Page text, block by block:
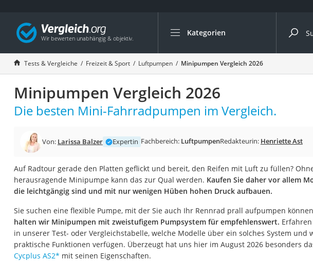
Kategorien
Die beliebtesten Vergleiche nach
Freizeit & Sport
Gartentrampolin
Trampolin
Metalldetektor
Eufab-Fahrradträger
Trampolin 366 cm
Aluminium-Koffer
Futterboot
E-Bike-Dreirad
Trekkingschuhe Herren
Tests & Vergleiche Freizeit & Sport Luftpumpen Minipumpen Vergleich 2026
Minipumpen Vergleich 2026
Die besten Mini-Fahrradpumpen im Vergleich.
Von: Larissa Balzer Expertin Fachbereich: LuftpumpenRedakteurin: Henriette Ast
Auf Radtour gerade den Platten geflickt und bereit, den Reifen mit Luft zu füllen?
herausragende Minipumpe kann das zur Qual werden. Kaufen Sie daher vor allem
die leichtgängig sind und mit nur wenigen Hüben hohen Druck aufbauen.
Sie suchen eine flexible Pumpe, mit der Sie auch Ihr Rennrad prall aufpumpen
halten wir Minipumpen mit zweistufigem Pumpsystem für empfehlenswert.
in unserer Test- oder Vergleichstabelle, welche Modelle über ein solches System und
praktische Funktionen verfügen. Überzeugt hat uns hier im August 2026 besonders
Cycplus AS2* mit seinen Eigenschaften.